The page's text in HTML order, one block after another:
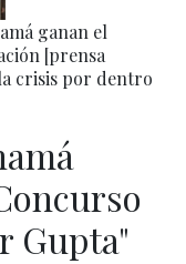
ganan el
[prensa
crisis por dentro
Gupta"